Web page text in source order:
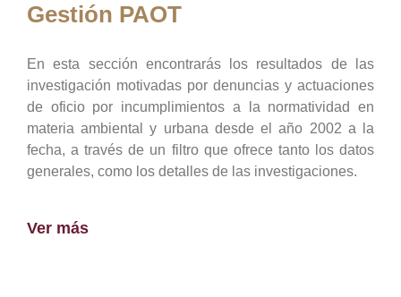
Gestión PAOT
En esta sección encontrarás los resultados de las
investigación motivadas por denuncias y actuaciones
de oficio por incumplimientos a la normatividad en
materia ambiental y urbana desde el año 2002 a la
fecha, a través de un filtro que ofrece tanto los datos
generales, como los detalles de las investigaciones.
Ver más